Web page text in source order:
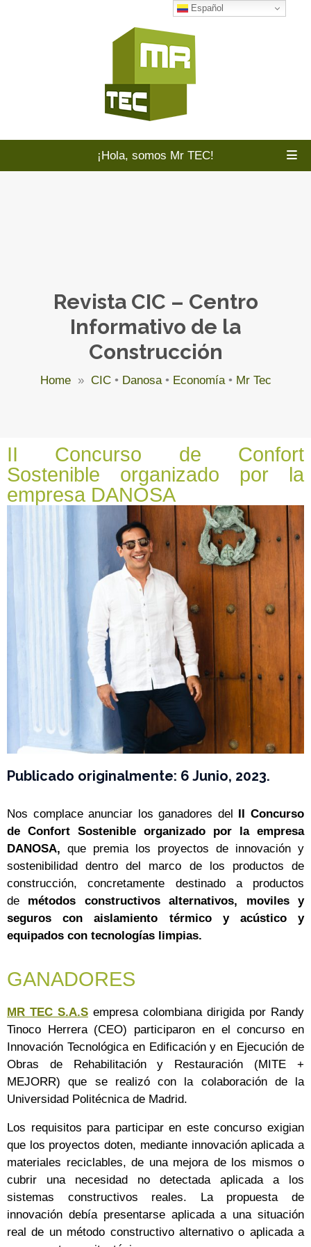
¡Hola, somos Mr TEC!
Revista CIC – Centro
Informativo de la
Construcción
Home» CIC• Danosa• Economía• Mr Tec
II Concurso de Confort
Sostenible organizado por la
empresa DANOSA
Publicado originalmente: 6 Junio, 2023.
Nos complace anunciar los ganadores del II Concurso
de Confort Sostenible organizado por la empresa
DANOSA, que premia los proyectos de innovación y
sostenibilidad dentro del marco de los productos de
construcción, concretamente destinado a productos
de métodos constructivos alternativos, moviles y
seguros con aislamiento térmico y acústico y
equipados con tecnologías limpias.
GANADORES
MR TEC S.A.S empresa colombiana dirigida por Randy
Tinoco Herrera (CEO) participaron en el concurso en
Innovación Tecnológica en Edificación y en Ejecución de
Obras de Rehabilitación y Restauración (MITE +
MEJORR) que se realizó con la colaboración de la
Universidad Politécnica de Madrid.
Los requisitos para participar en este concurso exigian
que los proyectos doten, mediante innovación aplicada a
materiales reciclables, de una mejora de los mismos o
cubrir una necesidad no detectada aplicada a los
sistemas constructivos reales. La propuesta de
innovación debía presentarse aplicada a una situación
real de un método constructivo alternativo o aplicada a
Español